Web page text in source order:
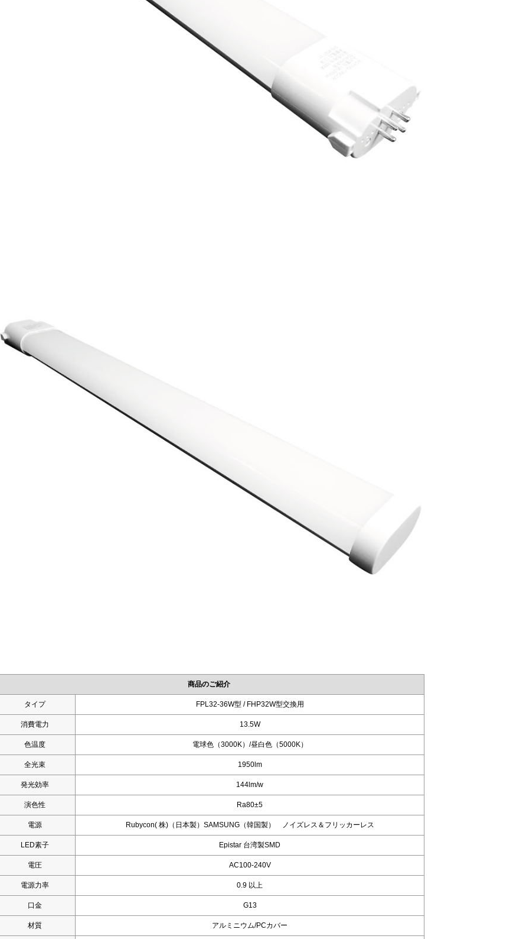
商品のご紹介
タイプ FPL32-36W型 / FHP32W型交換用
消費電力 13.5W
色温度 電球色（3000K）/昼白色（5000K）
全光束 1950lm
発光効率 144lm/w
演色性 Ra80±5
電源 Rubycon( 株)（日本製）SAMSUNG（韓国製） ノイズレス＆フリッカーレス
LED素子 Epistar 台湾製SMD
電圧 AC100-240V
電源力率 0.9 以上
口金 G13
材質 アルミニウム/PCカバー